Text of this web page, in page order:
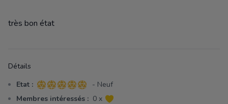
Description
très bon état
Détails
Etat : 5 sur 5 étoiles
- Neuf
Membres intéressés : 0 x